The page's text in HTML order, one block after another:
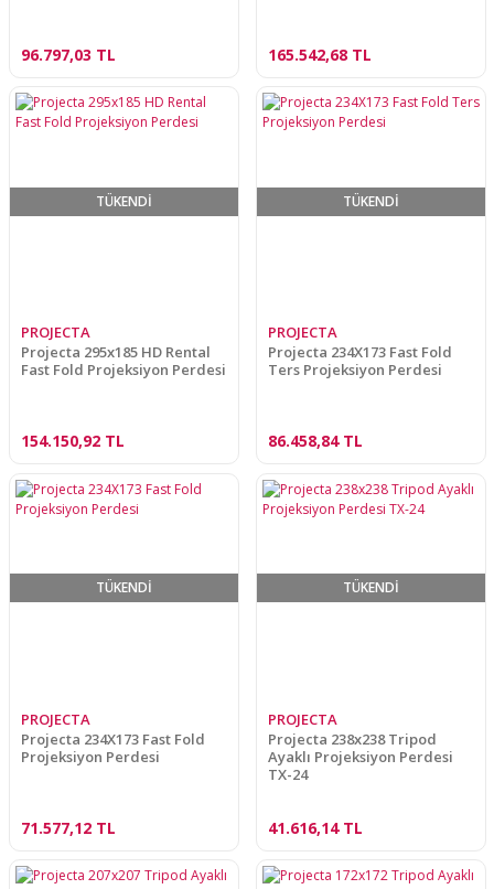
96.797,03 TL 165.542,68 TL
TÜKENDİ
PROJECTA
Projecta 295x185 HD Rental
Fast Fold Projeksiyon Perdesi
154.150,92 TL
TÜKENDİ
PROJECTA
Projecta 234X173 Fast Fold
Ters Projeksiyon Perdesi
86.458,84 TL
TÜKENDİ
PROJECTA
Projecta 234X173 Fast Fold
Projeksiyon Perdesi
71.577,12 TL
TÜKENDİ
PROJECTA
Projecta 238x238 Tripod
Ayaklı Projeksiyon Perdesi
TX-24
41.616,14 TL